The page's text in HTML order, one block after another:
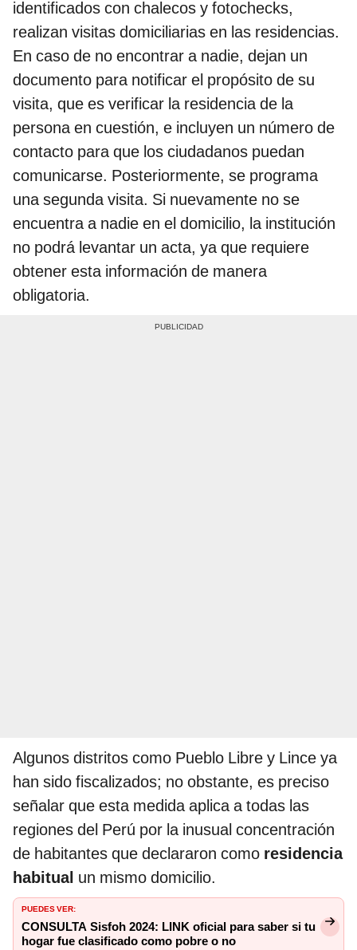
identificados con chalecos y fotochecks,
realizan visitas domiciliarias en las residencias.
En caso de no encontrar a nadie, dejan un
documento para notificar el propósito de su
visita, que es verificar la residencia de la
persona en cuestión, e incluyen un número de
contacto para que los ciudadanos puedan
comunicarse. Posteriormente, se programa
una segunda visita. Si nuevamente no se
encuentra a nadie en el domicilio, la institución
no podrá levantar un acta, ya que requiere
obtener esta información de manera
obligatoria.
Algunos distritos como Pueblo Libre y Lince ya
han sido fiscalizados; no obstante, es preciso
señalar que esta medida aplica a todas las
regiones del Perú por la inusual concentración
de habitantes que declararon como residencia
habitual un mismo domicilio.
PUEDES VER:
CONSULTA Sisfoh 2024: LINK oficial para saber si tu
hogar fue clasificado como pobre o no